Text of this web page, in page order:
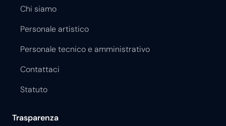
Chi siamo
Personale artistico
Personale tecnico e amministrativo
Contattaci
Statuto
Trasparenza